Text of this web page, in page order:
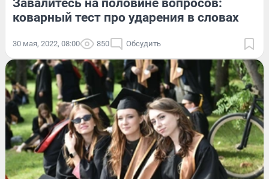
Завалитесь на половине вопросов:
коварный тест про ударения в словах
30 мая, 2022, 08:00 850 Обсудить